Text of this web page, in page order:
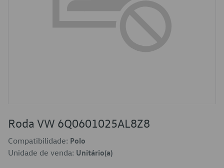
Roda VW 6Q0601025AL8Z8
Compatibilidade: Polo
Unidade de venda: Unitário(a)